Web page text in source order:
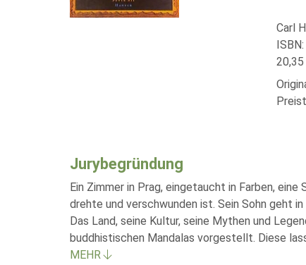
Carl
20,35
Jurybegründung
Ein Zimmer in Prag, eingetaucht in Farben,
drehte und verschwunden ist. Sein Sohn geht
Das Land, seine Kultur, seine Mythen und
buddhistischen Mandalas vorgestellt. Diese
MEHR